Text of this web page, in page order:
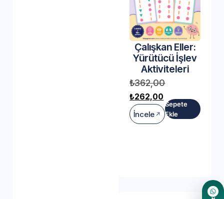
Çalışkan Eller:
Yürütücü İşlev
Aktiviteleri
₺362,00
₺262,00
İncele
Sepete
Ekle